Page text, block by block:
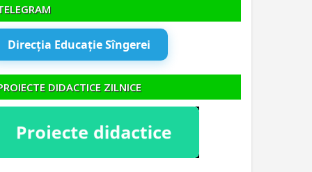
Direcția Educație Sîngerei
DIDACTICE ZILNICE